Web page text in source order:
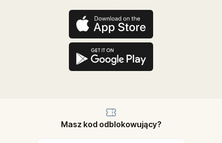
Masz kod odblokowujący?